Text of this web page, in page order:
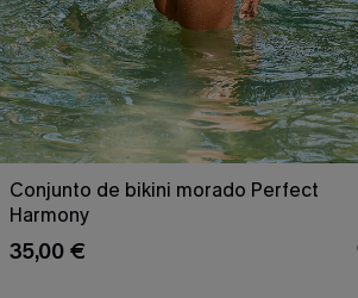
Conjunto de bikini morado Perfect
Harmony
35,00 €